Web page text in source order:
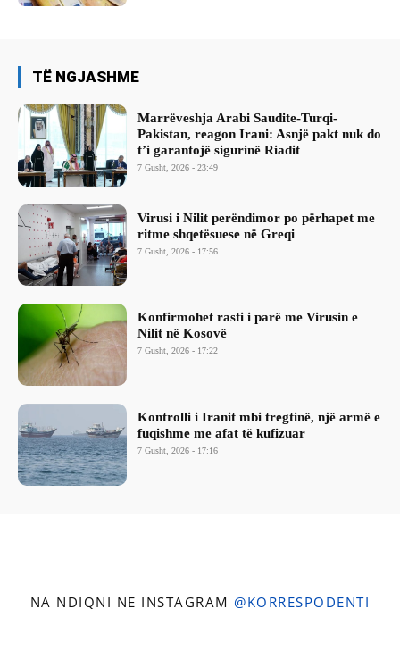
TË NGJASHME
Marrëveshja Arabi Saudite-Turqi-
Pakistan, reagon Irani: Asnjë pakt nuk do
t’i garantojë sigurinë Riadit
7 Gusht, 2026 - 23:49
Virusi i Nilit perëndimor po përhapet me
ritme shqetësuese në Greqi
7 Gusht, 2026 - 17:56
Konfirmohet rasti i parë me Virusin e
Nilit në Kosovë
7 Gusht, 2026 - 17:22
Kontrolli i Iranit mbi tregtinë, një armë e
fuqishme me afat të kufizuar
7 Gusht, 2026 - 17:16
NA NDIQNI NË INSTAGRAM @KORRESPODENTI